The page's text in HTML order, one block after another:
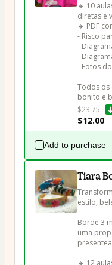
🔸 10
diretas e
🔸 PDF
- Risco
-
-
- Fotos
Todos os
bonito e
$23.75
$12.00
Add to purchase
Tiara
estilo,
Borde 3
uma